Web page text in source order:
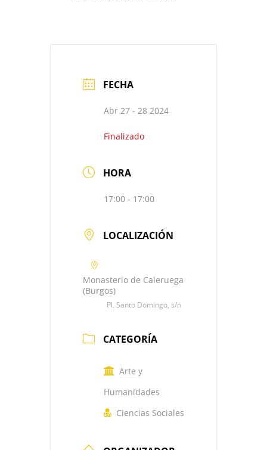
FECHA
Abr 27 - 28 2024
Finalizado
HORA
17:00 - 17:00
LOCALIZACIÓN
Monasterio de Caleruega
(Burgos)
Pl. Santo Domingo, s/n
CATEGORÍA
Arte y
Humanidades
Ciencias Sociales